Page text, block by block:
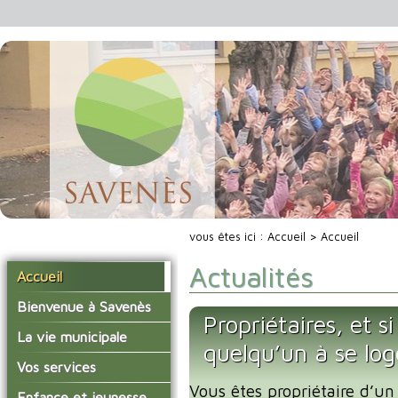
Accueil
Bienvenue à Savenès
Situer Savenès
Savenès en chiffre
L'histoire du village
La vie municipale
Vos élus
Les compte-rendus du
Vos services
La mairie
vous êtes ici : Accueil > Accueil
Actualités
Propriétaires, et
quelqu’un à se
Vous êtes propriétaire